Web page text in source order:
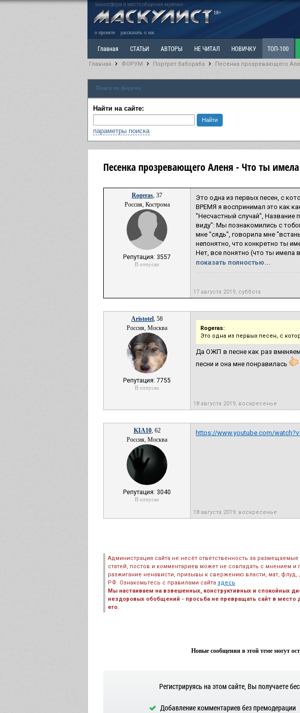
маносфера и место общения мужчин
18+
о проекте рассказать о нас
Главная СТАТЬИ АВТОРЫ НЕ ЧИТАЛ НОВИЧКУ ТОП-100
Ветка: Расстаюсь или Развожусь. САНЧАС Ветка: Наболевшее. Выскажись!
РАЗДЕЛ: Разное
Главная ФОРУМ Портрет бабораба Песенка прозревающего
Поиск по форуму
Найти на сайте:
параметры поиска
Песенка прозревающего Аленя - Что ты
Rogeras, 37
Россия, Кострома
Репутация: 3557
В отпуске
Это одна из первых песен, с
ВРЕМЯ я воспринимал это как
"Несчастный случай", Название
виду": Мы познакомились с
мне "сядь", говорила мне
непонятно, что конкретно ты
Нет, все понятно (что ты имела
показать полностью...
17 августа 2019, суббота
Aristotel, 58
Россия, Москва
Репутация: 7755
В отпуске
Rogeras:
Это одна из первых песен, с
Да ОЖП в песне как раз
песни и она мне понравилась
18 августа 2019, воскресенье
KIA10, 62
Россия, Москва
Репутация: 3040
В отпуске
https://www.youtube.com/
18 августа 2019, воскресенье
Администрация сайта не несёт ответственность за
статей, постов и комментариев может не совпадать с мнением
разжигание ненависти, призывы к свержению власти, мат, флуд,
РФ. Ознакомьтесь с правилами сайта здесь
Мы настаиваем на взвешенных, конструктивных и спокойных
нездоровых обобщений - просьба не превращать сайт в место
его.
Новые сообщения в этой теме могут
Регистрируясь на этом сайте, Вы получаете
Добавление комментариев без премодерации